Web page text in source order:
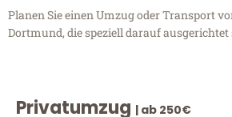
Planen Sie einen Umzug oder Transport
Dortmund, die speziell darauf
Privatumzug | ab 250€